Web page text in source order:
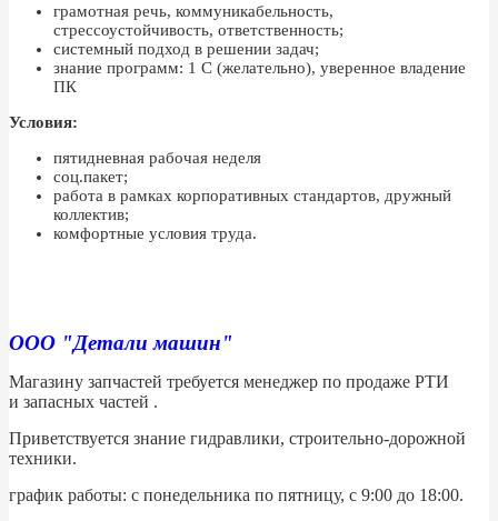
грамотная речь, коммуникабельность,
стрессоустойчивость, ответственность;
системный подход в решении задач;
знание программ: 1 С (желательно), уверенное владение
ПК
Условия:
пятидневная рабочая неделя
соц.пакет;
работа в рамках корпоративных стандартов, дружный
коллектив;
комфортные условия труда.
ООО "Детали машин"
Магазину запчастей требуется менеджер по продаже РТИ
и запасных частей .
Приветствуется знание гидравлики, строительно-дорожной
техники.
график работы: с понедельника по пятницу, с 9:00 до 18:00.